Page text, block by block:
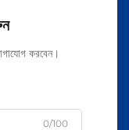
করবেন।
0/100